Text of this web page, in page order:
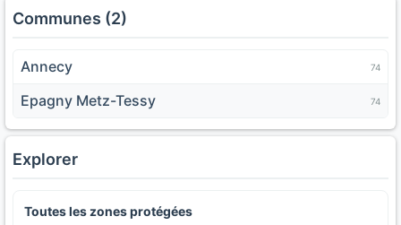
Communes (2)
Annecy 74
Epagny Metz-Tessy 74
Explorer
Toutes les zones protégées